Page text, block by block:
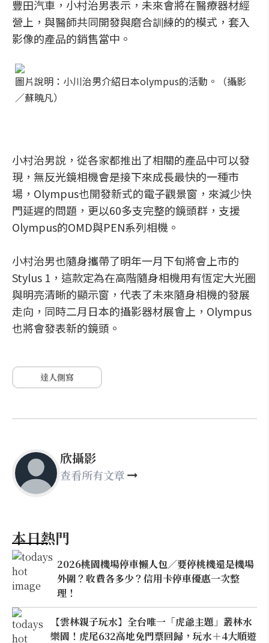
豐田汽車，小村治男表示，未來會將在醫療器材經
營上，與醫師共同開發與磨合訓練的的模式，套入
影像的產品的銷售當中。
圖片說明：小川治男介紹日本olympus的活動。（攝影
／蘇曉凡）
小村治男說，從各家都推出了相關的產品中可以發
現，無反光鏡相機會是接下來成長最快的一種市
場，Olympus也開發新式的電子觀景窗，來減少快
門延遲的問題，更以60多支完整的鏡頭群，支援
Olympus的OMD與PEN系列相機。
小村治男也隨身攜帶了明年一月下旬將會上市的
Stylus 1，這款定為在高階隨身相機用有恆定大光圈
與明亮清晰的顯示窗，代表了未來隨身相機的發展
走向，同時二月日本的攝影器材展會上，Olympus
也將會發表新的鏡頭。
達人側寫
欣攝影
查看所有文章
本日熱門
2026桃園機場停車懶人包／要停桃機還是機場
外圍？收費各多少？信用卡停車優惠一次整
理！
【雲林親子玩水】全台唯一「虎爺主題」叢林水
樂園！虎尾632高地免門票回歸，玩水＋4大順遊